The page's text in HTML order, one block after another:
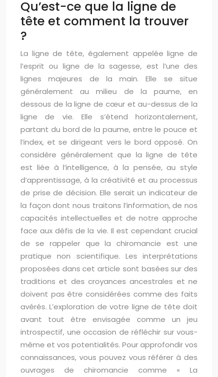
Qu’est-ce que la ligne de
tête et comment la trouver
?
La ligne de tête, également appelée ligne de
l’esprit ou ligne de la sagesse, est l’une des
lignes majeures de la main. Elle se situe
généralement au milieu de la paume, en
dessous de la ligne de cœur et au-dessus de la
ligne de vie. Elle s’étend horizontalement,
partant du bord de la paume, entre le pouce et
l’index, et se dirigeant vers le bord opposé. On
considère généralement que la ligne de tête
est liée à l’intelligence, à la pensée, au style
d’apprentissage, à la créativité et au processus
de prise de décision. Elle serait un indicateur de
la façon dont nous traitons l’information, de nos
capacités intellectuelles et de notre approche
face aux défis de la vie. Il est cependant crucial
de se rappeler que la chiromancie est une
pratique non scientifique. Les interprétations
proposées dans cet article sont basées sur des
traditions et des croyances ancestrales et ne
doivent pas être considérées comme des faits
avérés. L’exploration de votre ligne de tête doit
avant tout être envisagée comme un jeu
introspectif, une occasion de réfléchir sur vous-
même et vos potentialités. Pour approfondir vos
connaissances, vous pouvez vous référer à des
ouvrages de chiromancie comme « La